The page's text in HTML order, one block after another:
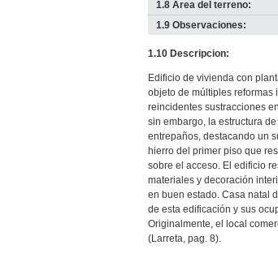
1.8 Área del terreno:
1.9 Observaciones:
1.10 Descripcion:
Edificio de vivienda con
objeto de múltiples reformas
reincidentes sustracciones
sin embargo, la estructura
entrepaños, destacando un
hierro del primer piso que
sobre el acceso. El edificio
materiales y decoración
en buen estado. Casa natal
de esta edificación y sus
Originalmente, el local
(Larreta, pag. 8).